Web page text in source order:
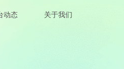
动态 关于我们